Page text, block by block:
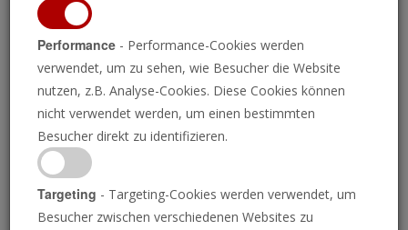
Drei blühende Pflanzen
pro Person: Was die
Ampel bei der Cannabis-
Legalisierung plant
HANDELSBLATT 27.10.2022
Performance - Performance-Cookies werden
verwendet, um zu sehen, wie Besucher die Website
nutzen, z.B. Analyse-Cookies. Diese Cookies können
nicht verwendet werden, um einen bestimmten
Besucher direkt zu identifizieren.
Targeting - Targeting-Cookies werden verwendet, um
Besucher zwischen verschiedenen Websites zu